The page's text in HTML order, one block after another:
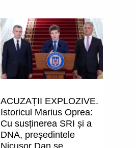
ACUZAȚII EXPLOZIVE.
Istoricul Marius Oprea:
Cu susținerea SRI și a
DNA, președintele
Nicușor Dan se